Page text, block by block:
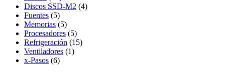
Discos SSD-M2 (4)
Fuentes (5)
Memorias (5)
Procesadores (5)
Refrigeración (15)
Ventiladores (1)
x-Pasos (6)